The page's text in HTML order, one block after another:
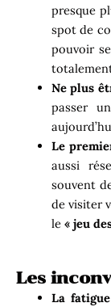
presque
spot de
pouvoir
Ne plus
passer
Le
aussi
souvent
de visiter
le « jeu
Les
La fatigue